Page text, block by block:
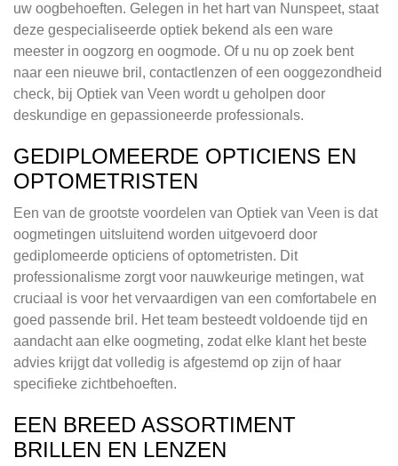
uw oogbehoeften. Gelegen in het hart van Nunspeet, staat
deze gespecialiseerde optiek bekend als een ware
meester in oogzorg en oogmode. Of u nu op zoek bent
naar een nieuwe bril, contactlenzen of een ooggezondheid
check, bij Optiek van Veen wordt u geholpen door
deskundige en gepassioneerde professionals.
GEDIPLOMEERDE OPTICIENS EN
OPTOMETRISTEN
Een van de grootste voordelen van Optiek van Veen is dat
oogmetingen uitsluitend worden uitgevoerd door
gediplomeerde opticiens of optometristen. Dit
professionalisme zorgt voor nauwkeurige metingen, wat
cruciaal is voor het vervaardigen van een comfortabele en
goed passende bril. Het team besteedt voldoende tijd en
aandacht aan elke oogmeting, zodat elke klant het beste
advies krijgt dat volledig is afgestemd op zijn of haar
specifieke zichtbehoeften.
EEN BREED ASSORTIMENT
BRILLEN EN LENZEN